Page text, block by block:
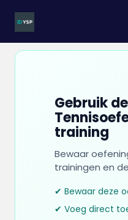
Gebruik
training
Bewaar
trainingen en
✔ Bewaar deze
✔ Voeg direct